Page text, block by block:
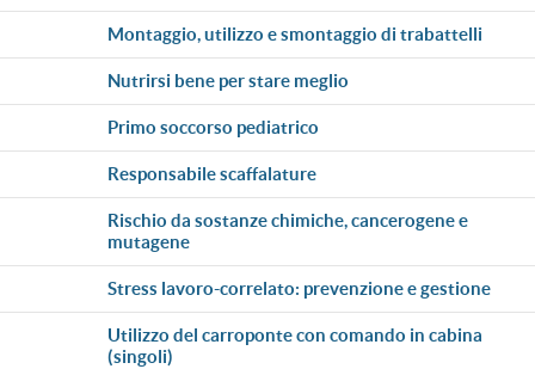
montaggio, utilizzo e smontaggio di trabattelli
nutrirsi bene per stare meglio
primo soccorso pediatrico
responsabile scaffalature
rischio da sostanze chimiche, cancerogene e
mutagene
stress lavoro-correlato: prevenzione e gestione
utilizzo del carroponte con comando in cabina
(singoli)